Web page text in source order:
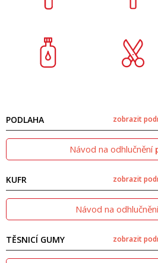
PODLAHA zobrazit
Návod na odhlučnění
KUFR zobrazit
Návod na
TĚSNICÍ GUMY zobrazit